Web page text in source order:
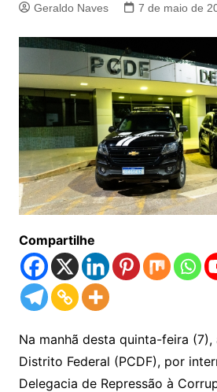
Geraldo Naves 7 de maio de
Compartilhe
Na manhã desta quinta-feira
Distrito Federal (PCDF), por
Delegacia de Repressão à